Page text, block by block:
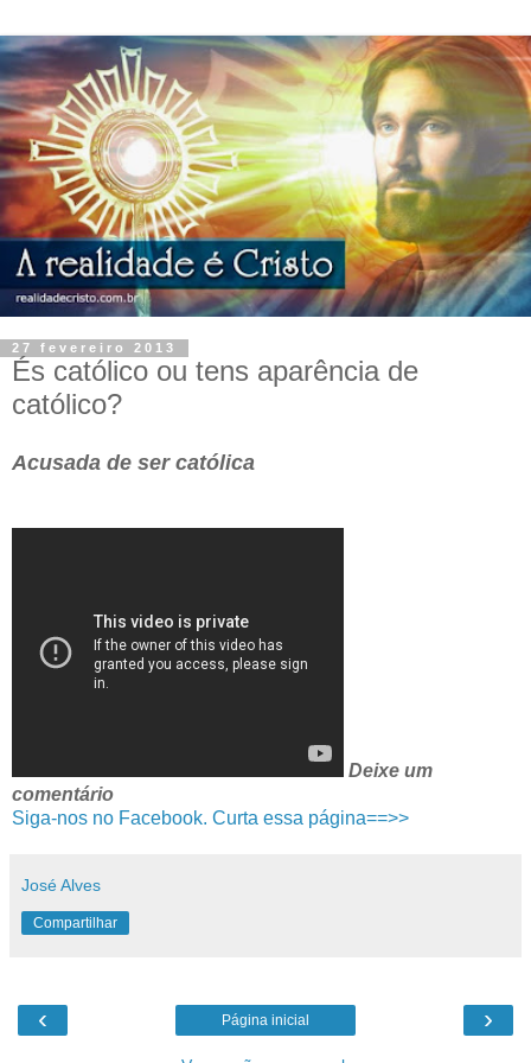
27 fevereiro 2013
És católico ou tens aparência de
católico?
Acusada de ser católica
Deixe um
comentário
Siga-nos no Facebook. Curta essa página==>>
José Alves
Compartilhar
‹ ›
Página inicial